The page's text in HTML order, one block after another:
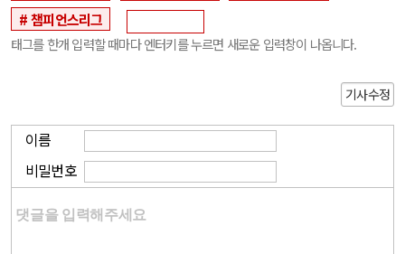
챔피언스리그
태그를 한개 입력할 때마다 엔터키를 누르면 새로운 입력창이 나옵니다.
기사수정
이름
비밀번호